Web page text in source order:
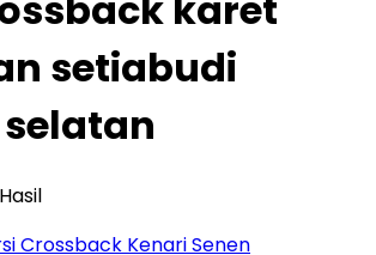
setiabudi